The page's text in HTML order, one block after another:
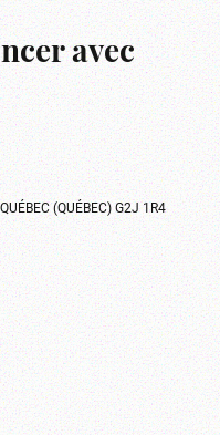
avec
(QUÉBEC) G2J 1R4